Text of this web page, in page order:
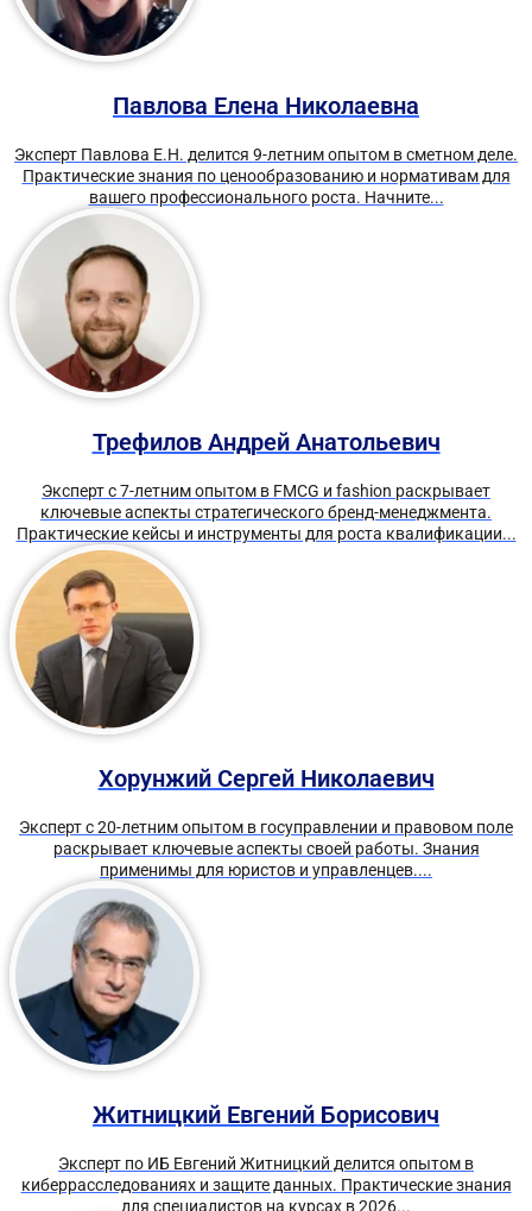
Павлова Елена Николаевна
Эксперт Павлова Е.Н. делится 9-летним опытом в сметном деле.
Практические знания по ценообразованию и нормативам для
вашего профессионального роста. Начните...
Трефилов Андрей Анатольевич
Эксперт с 7-летним опытом в FMCG и fashion раскрывает
ключевые аспекты стратегического бренд-менеджмента.
Практические кейсы и инструменты для роста квалификации...
Хорунжий Сергей Николаевич
Эксперт с 20-летним опытом в госуправлении и правовом поле
раскрывает ключевые аспекты своей работы. Знания
применимы для юристов и управленцев....
Житницкий Евгений Борисович
Эксперт по ИБ Евгений Житницкий делится опытом в
киберрасследованиях и защите данных. Практические знания
для специалистов на курсах в 2026...